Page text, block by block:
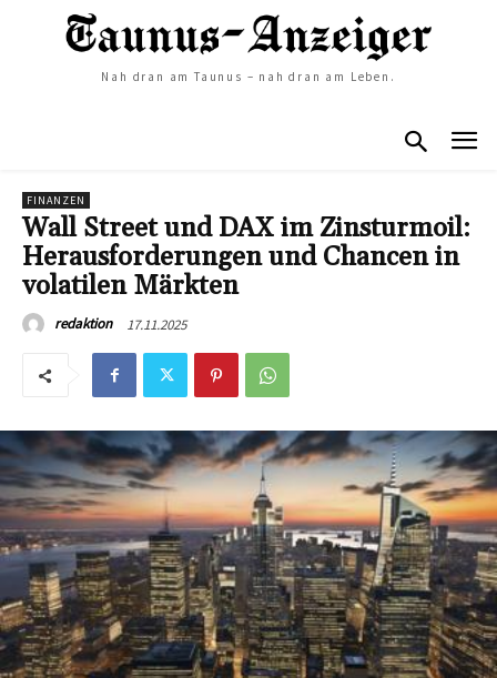
Nah dran am Taunus – nah dran am Leben.
FINANZEN
Wall Street und DAX im Zinsturmoil:
Herausforderungen und Chancen in
volatilen Märkten
redaktion 17.11.2025